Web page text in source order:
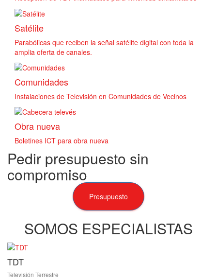
Satélite
Parabólicas que reciben la señal satélite digital con toda la
amplia oferta de canales.
Comunidades
Instalaciones de Televisión en Comunidades de Vecinos
Obra nueva
Boletines ICT para obra nueva
Pedir presupuesto sin
compromiso
Presupuesto
SOMOS ESPECIALISTAS
TDT
Televisión Terrestre